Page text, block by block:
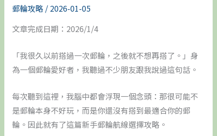
郵輪攻略/ 2026-01-05
文章完成日期：2026/1/4
「我很久以前搭過一次郵輪，之後就不想再搭了。」身
為一個郵輪愛好者，我聽過不少朋友跟我說過這句話。
每次聽到這裡，我腦中都會浮現一個念頭：那很可能不
是郵輪本身不好玩，而是你還沒有搭到最適合你的郵
輪。因此就有了這篇新手郵輪航線選擇攻略。